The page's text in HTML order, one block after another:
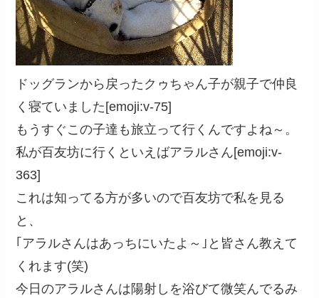
ドッグランから戻ったクゥちゃん子が親子で仲良
く寝ていました[emoji:v-75]
もうすぐこの子達も旅立って行くんですよね～。
私が百友坊に行くといえばアラルさん[emoji:v-
363]
これは知ってる方が多いので百友坊で私を見る
と、
｢アラルさんはあっちにいたよ～｣と皆さん教えて
くれます(笑)
今日のアラルさんは陽射しを浴びて微笑んでるみ